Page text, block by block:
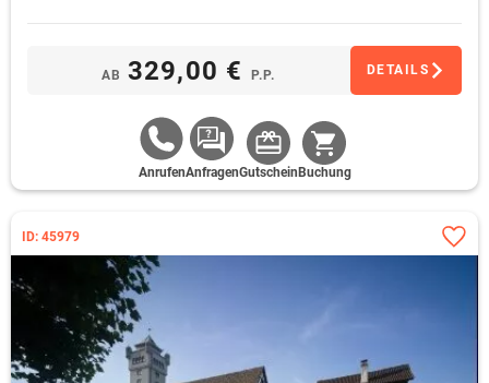
AB 329,00 € P.P. DETAILS
AnrufenAnfragenGutschein Buchung
ID: 45979